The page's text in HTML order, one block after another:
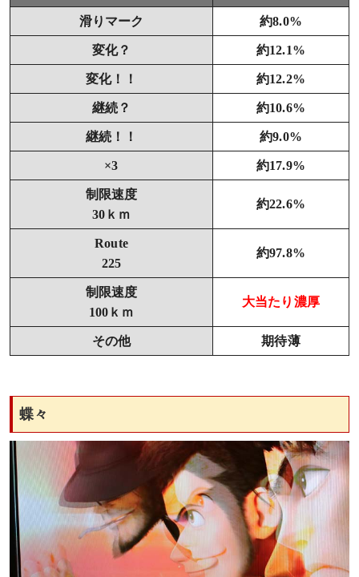
滑りマーク 約8.0%
変化？ 約12.1%
変化！！ 約12.2%
継続？ 約10.6%
継続！！ 約9.0%
×3 約17.9%
制限速度
30ｋｍ
約22.6%
Route
225
約97.8%
制限速度
100ｋｍ
大当たり濃厚
その他 期待薄
蝶々